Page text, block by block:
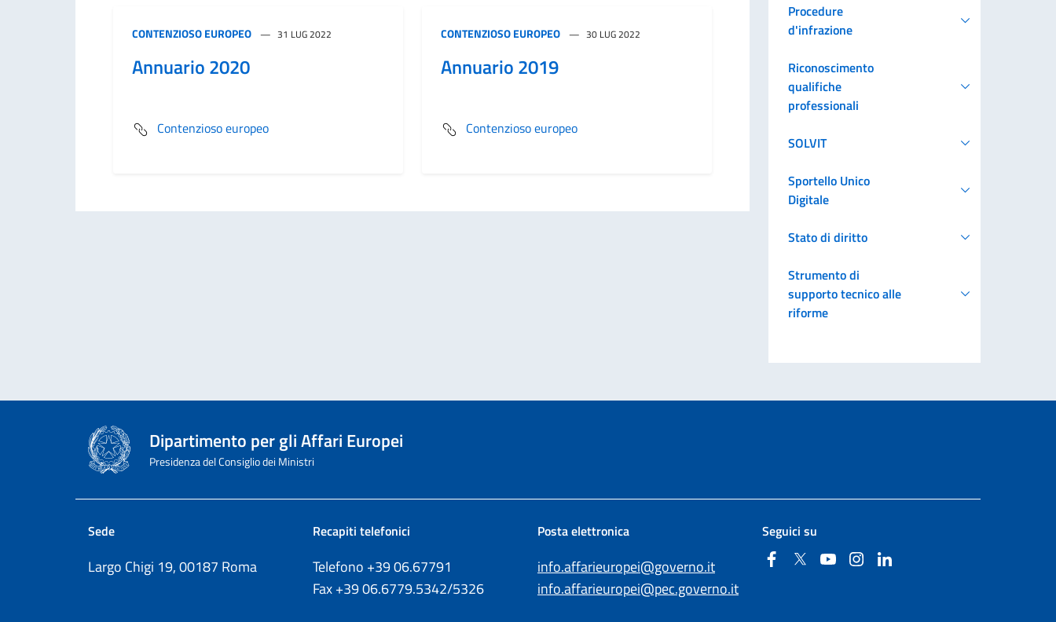
CONTENZIOSO EUROPEO 31 LUG 2022
Annuario 2020
Contenzioso europeo
CONTENZIOSO EUROPEO 30 LUG 2022
Annuario 2019
Contenzioso europeo
Procedure
d'infrazione
Riconoscimento
qualifiche
professionali
SOLVIT
Sportello Unico
Digitale
Stato di diritto
Strumento di
supporto tecnico alle
riforme
Dipartimento per gli Affari Europei
Presidenza del Consiglio dei Ministri
Sede
Largo Chigi 19, 00187 Roma
Recapiti telefonici
Telefono +3906.67791
Fax+3906.6779.5342/5326
Posta elettronica
info.affarieuropei@governo.it
info.affarieuropei@pec.governo.it
Seguici su
FacebookTwitterYouTubeInstagram